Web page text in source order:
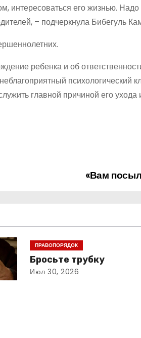
интересоваться его жизнью. Надо
– подчеркнула Бибегуль
ребенка и об
психологический
главной причиной его ухода
«Вам
ПРАВОПОРЯДОК
Бросьте трубку
Июл 30, 2026